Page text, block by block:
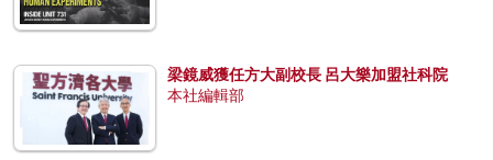
梁鏡威獲任方大副校長 呂大樂加盟社科院
本社編輯部